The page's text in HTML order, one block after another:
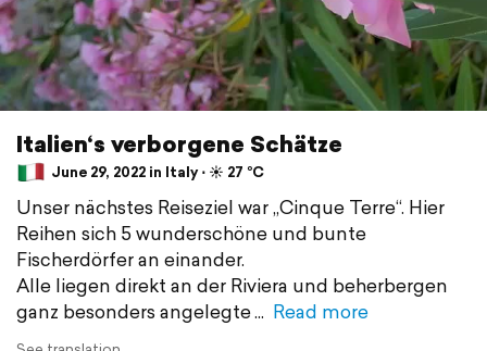
Italien‘s verborgene Schätze
June 29, 2022 in Italy ⋅ ☀️ 27 °C
Unser nächstes Reiseziel war „Cinque Terre“. Hier
Reihen sich 5 wunderschöne und bunte
Fischerdörfer an einander.
Alle liegen direkt an der Riviera und beherbergen
ganz besonders angelegte
Read more